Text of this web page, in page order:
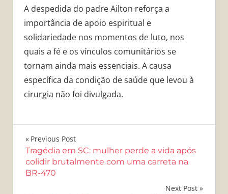
A despedida do padre Ailton reforça a
importância de apoio espiritual e
solidariedade nos momentos de luto, nos
quais a fé e os vínculos comunitários se
tornam ainda mais essenciais. A causa
específica da condição de saúde que levou à
cirurgia não foi divulgada.
Navegação
de
Post
Previous Post
Tragédia em SC: mulher perde a vida após
colidir brutalmente com uma carreta na
BR-470
Next Post